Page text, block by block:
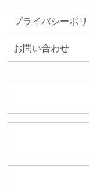
プライバシーポ
お問い合わせ